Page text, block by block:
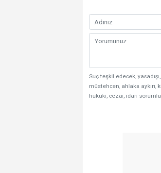
Suç teşkil edecek,
müstehcen, ahlaka
hukuki, cezai, idari